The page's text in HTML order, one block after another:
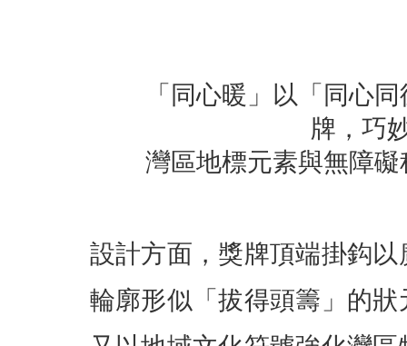
「同心暖」以「同心
牌，巧
灣區地標元素與無障
設計方面，獎牌頂端掛鈎
輪廓形似「拔得頭籌」的